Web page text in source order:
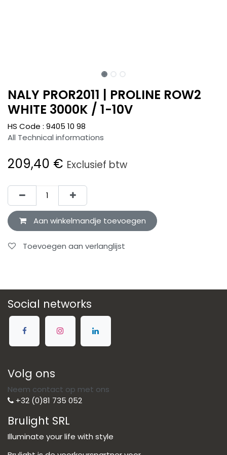
NALY PROR2011 | PROLINE ROW2
WHITE 3000K / 1-10V
HS Code : 9405 10 98
All Technical informations
209,40 € Exclusief btw
Aan winkelmandje toevoegen
Toevoegen aan verlanglijst
Social networks
Volg ons
Neem contact op met ons
+32 (0)81 735 052
Brulight SRL
Illuminate your life with style